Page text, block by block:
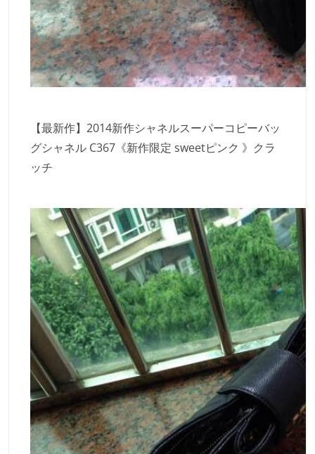
【最新作】2014新作シャネルスーパーコピーバッ
グシャネル C367《新作限定 sweetピンク 》クラ
ッチ